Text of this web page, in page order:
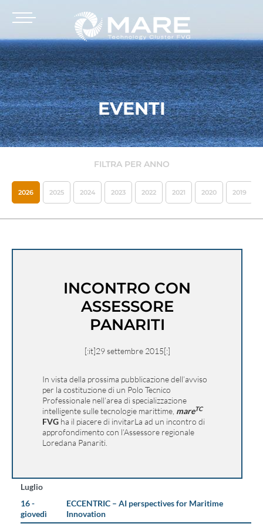
EVENTI
FILTRA PER ANNO
2026 2025 2024 2023 2022 2021 2020 2019
INCONTRO CON
ASSESSORE
PANARITI
[:it]29 settembre 2015[:]
In vista della prossima pubblicazione dell’avviso
per la costituzione di un Polo Tecnico
Professionale nell’area di specializzazione
intelligente sulle tecnologie marittime, mareTC
FVG ha il piacere di invitarLa ad un incontro di
approfondimento con l’Assessore regionale
Loredana Panariti.
Luglio
16 -
giovedì
ECCENTRIC – AI perspectives for Maritime
Innovation